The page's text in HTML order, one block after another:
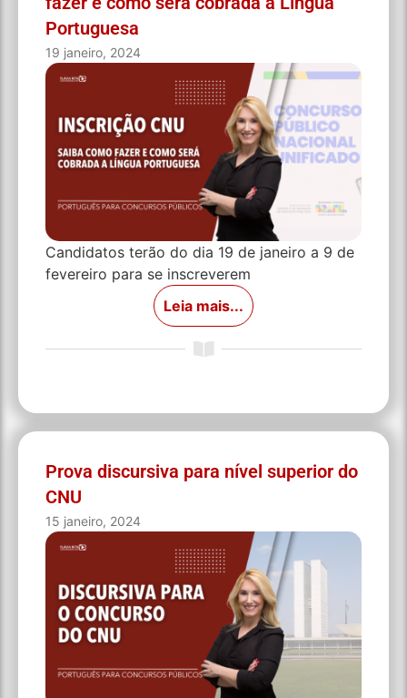
Portuguesa
19 janeiro, 2024
Candidatos terão do dia 19 de janeiro a 9 de
fevereiro para se inscreverem
Leia mais...
Prova discursiva para nível superior do
CNU
15 janeiro, 2024